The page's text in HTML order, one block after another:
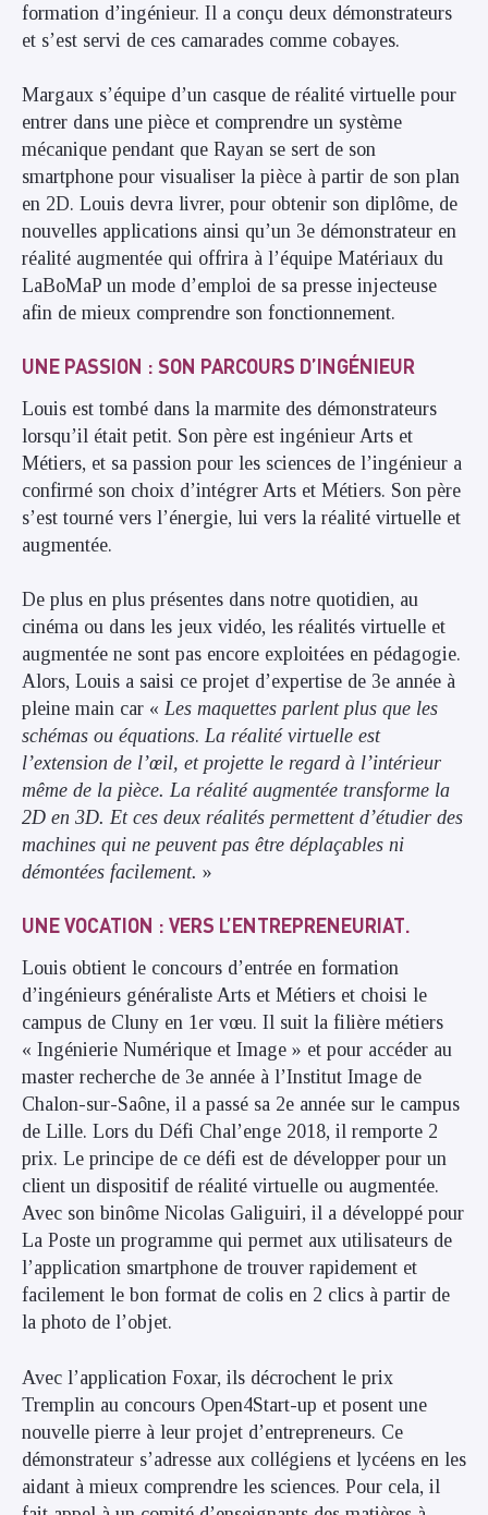
formation d’ingénieur. Il a conçu deux démonstrateurs
et s’est servi de ces camarades comme cobayes.
Margaux s’équipe d’un casque de réalité virtuelle pour
entrer dans une pièce et comprendre un système
mécanique pendant que Rayan se sert de son
smartphone pour visualiser la pièce à partir de son plan
en 2D. Louis devra livrer, pour obtenir son diplôme, de
nouvelles applications ainsi qu’un 3e démonstrateur en
réalité augmentée qui offrira à l’équipe Matériaux du
LaBoMaP un mode d’emploi de sa presse injecteuse
afin de mieux comprendre son fonctionnement.
UNE PASSION : SON PARCOURS D’INGÉNIEUR
Louis est tombé dans la marmite des démonstrateurs
lorsqu’il était petit. Son père est ingénieur Arts et
Métiers, et sa passion pour les sciences de l’ingénieur a
confirmé son choix d’intégrer Arts et Métiers. Son père
s’est tourné vers l’énergie, lui vers la réalité virtuelle et
augmentée.
De plus en plus présentes dans notre quotidien, au
cinéma ou dans les jeux vidéo, les réalités virtuelle et
augmentée ne sont pas encore exploitées en pédagogie.
Alors, Louis a saisi ce projet d’expertise de 3e année à
pleine main car « Les maquettes parlent plus que les
schémas ou équations. La réalité virtuelle est
l’extension de l’œil, et projette le regard à l’intérieur
même de la pièce. La réalité augmentée transforme la
2D en 3D. Et ces deux réalités permettent d’étudier des
machines qui ne peuvent pas être déplaçables ni
démontées facilement. »
UNE VOCATION : VERS L’ENTREPRENEURIAT.
Louis obtient le concours d’entrée en formation
d’ingénieurs généraliste Arts et Métiers et choisi le
campus de Cluny en 1er vœu. Il suit la filière métiers
« Ingénierie Numérique et Image » et pour accéder au
master recherche de 3e année à l’Institut Image de
Chalon-sur-Saône, il a passé sa 2e année sur le campus
de Lille. Lors du Défi Chal’enge 2018, il remporte 2
prix. Le principe de ce défi est de développer pour un
client un dispositif de réalité virtuelle ou augmentée.
Avec son binôme Nicolas Galiguiri, il a développé pour
La Poste un programme qui permet aux utilisateurs de
l’application smartphone de trouver rapidement et
facilement le bon format de colis en 2 clics à partir de
la photo de l’objet.
Avec l’application Foxar, ils décrochent le prix
Tremplin au concours Open4Start-up et posent une
nouvelle pierre à leur projet d’entrepreneurs. Ce
démonstrateur s’adresse aux collégiens et lycéens en les
aidant à mieux comprendre les sciences. Pour cela, il